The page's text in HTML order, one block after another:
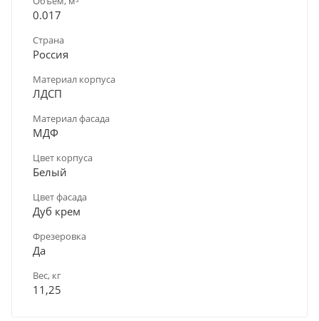
0.017
Страна
Россия
Материал корпуса
ЛДСП
Материал фасада
МДФ
Цвет корпуса
Белый
Цвет фасада
Дуб крем
Фрезеровка
Да
Вес, кг
11,25